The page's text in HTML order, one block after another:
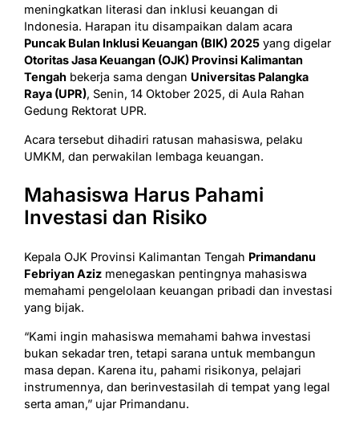
meningkatkan literasi dan inklusi keuangan di
Indonesia. Harapan itu disampaikan dalam acara
Puncak Bulan Inklusi Keuangan (BIK) 2025 yang digelar
Otoritas Jasa Keuangan (OJK) Provinsi Kalimantan
Tengah bekerja sama dengan Universitas Palangka
Raya (UPR), Senin, 14 Oktober 2025, di Aula Rahan
Gedung Rektorat UPR.
Acara tersebut dihadiri ratusan mahasiswa, pelaku
UMKM, dan perwakilan lembaga keuangan.
Mahasiswa Harus Pahami
Investasi dan Risiko
Kepala OJK Provinsi Kalimantan Tengah Primandanu
Febriyan Aziz menegaskan pentingnya mahasiswa
memahami pengelolaan keuangan pribadi dan investasi
yang bijak.
“Kami ingin mahasiswa memahami bahwa investasi
bukan sekadar tren, tetapi sarana untuk membangun
masa depan. Karena itu, pahami risikonya, pelajari
instrumennya, dan berinvestasilah di tempat yang legal
serta aman,” ujar Primandanu.